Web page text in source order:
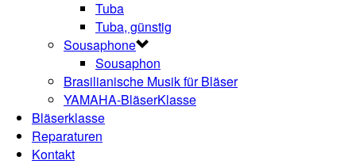
Tuba
Tuba, günstig
Sousaphone
Sousaphon
Brasilianische Musik für Bläser
YAMAHA-BläserKlasse
Bläserklasse
Reparaturen
Kontakt